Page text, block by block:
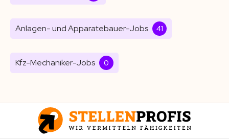
Anlagen- und Apparatebauer-Jobs 41
Kfz-Mechaniker-Jobs 0